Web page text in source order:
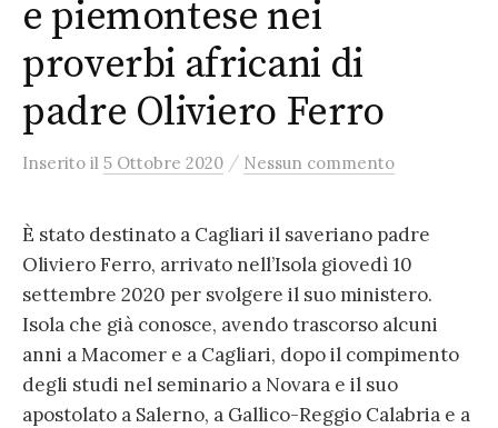
e piemontese nei
proverbi africani di
padre Oliviero Ferro
Inserito il 5 Ottobre 2020 / Nessun commento
È stato destinato a Cagliari il saveriano padre
Oliviero Ferro, arrivato nell’Isola giovedì 10
settembre 2020 per svolgere il suo ministero.
Isola che già conosce, avendo trascorso alcuni
anni a Macomer e a Cagliari, dopo il compimento
degli studi nel seminario a Novara e il suo
apostolato a Salerno, a Gallico-Reggio Calabria e a